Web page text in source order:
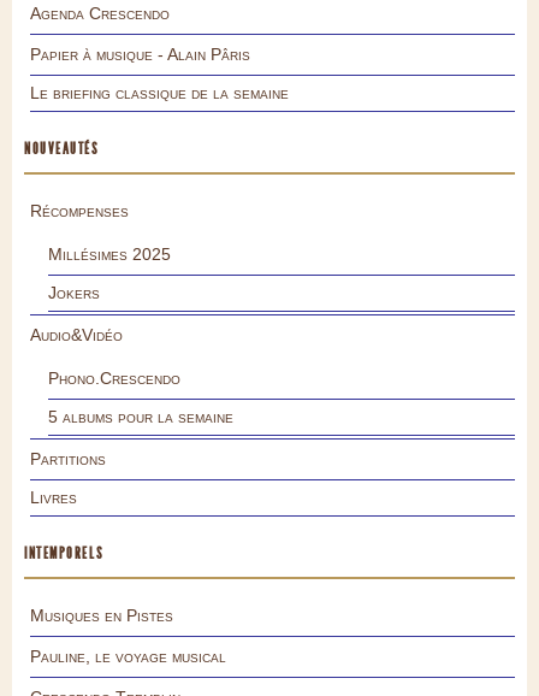
Agenda Crescendo
Papier à musique - Alain Pâris
Le briefing classique de la semaine
NOUVEAUTÉS
Récompenses
Millésimes 2025
Jokers
Audio&Vidéo
Phono.Crescendo
5 albums pour la semaine
Partitions
Livres
INTEMPORELS
Musiques en Pistes
Pauline, le voyage musical